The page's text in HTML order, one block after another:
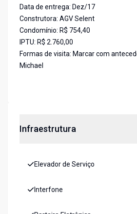
Data de entrega: Dez/17
Construtora: AGV Selent
Condomínio: R$ 754,40
IPTU: R$ 2.760,00
Formas de visita: Marcar com
Michael
Infraestrutura
Elevador de Serviço
Interfone